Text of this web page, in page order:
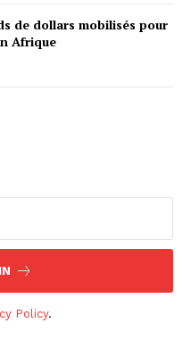
de dollars mobilisés pour
Afrique
Policy.